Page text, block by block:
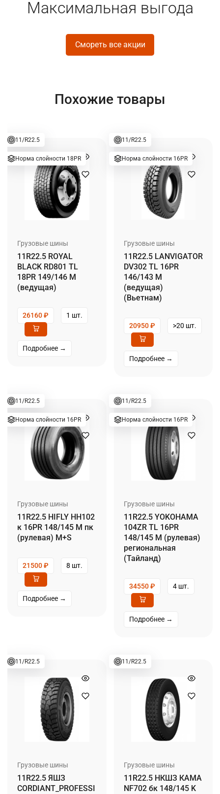
Максимальная выгода
Смореть все акции
Похожие товары
11/R22.5
Норма слойности 18PR
Грузовые шины
11R22.5 ROYAL
BLACK RD801 TL
18PR 149/146 M
(ведущая)
26160₽ 1 шт.
Подробнее →
11/R22.5
Норма слойности 16PR
Грузовые шины
11R22.5 LANVIGATOR
DV302 TL 16PR
146/143 M
(ведущая)
(Вьетнам)
20950₽ >20 шт.
Подробнее →
11/R22.5
Норма слойности 16PR
Грузовые шины
11R22.5 HIFLY HH102
к 16PR 148/145 M пк
(рулевая) M+S
21500₽ 8 шт.
Подробнее →
11/R22.5
Норма слойности 16PR
Грузовые шины
11R22.5 YOKOHAMA
104ZR TL 16PR
148/145 M (рулевая)
региональная
(Тайланд)
34550₽ 4 шт.
Подробнее →
11/R22.5
Грузовые шины
11R22.5 ЯШЗ
CORDIANT_PROFESSI
11/R22.5
Грузовые шины
11R22.5 НКШЗ КАМА
NF702 бк 148/145 K